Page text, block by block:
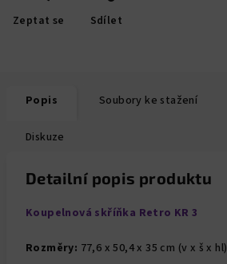
Zeptat se Sdílet
Popis Soubory ke stažení
Diskuze
Detailní popis produktu
Koupelnová skříňka Retro KR 3
Rozměry: 77,6 x 50,4 x 35 cm (v x š x hl)